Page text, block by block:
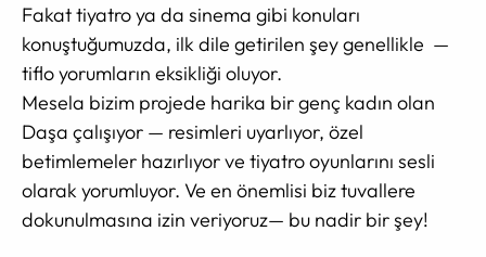
Fakat tiyatro ya da sinema gibi konuları
konuştuğumuzda, ilk dile getirilen şey genellikle —
tiflo yorumların eksikliği oluyor.
Mesela bizim projede harika bir genç kadın olan
Daşa çalışıyor — resimleri uyarlıyor, özel
betimlemeler hazırlıyor ve tiyatro oyunlarını sesli
olarak yorumluyor. Ve en önemlisi biz tuvallere
dokunulmasına izin veriyoruz— bu nadir bir şey!